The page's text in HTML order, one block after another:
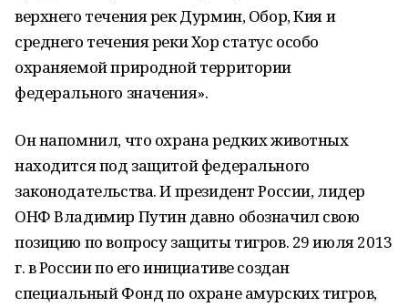
верхнего течения рек Дурмин, Обор, Кия и
среднего течения реки Хор статус особо
охраняемой природной территории
федерального значения».
Он напомнил, что охрана редких животных
находится под защитой федерального
законодательства. И президент России, лидер
ОНФ Владимир Путин давно обозначил свою
позицию по вопросу защиты тигров. 29 июля 2013
г. в России по его инициативе создан
специальный Фонд по охране амурских тигров,